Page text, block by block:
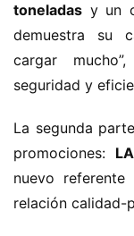
toneladas​
y un
demuestra su
cargar
seguridad y
La segunda
promociones: ​
nuevo
relación calidad-